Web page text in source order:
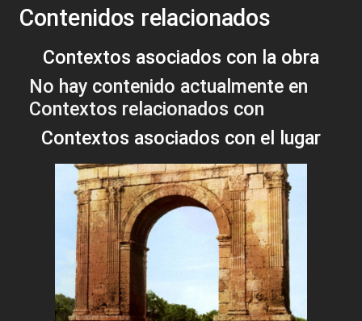
Contenidos relacionados
Contextos asociados con la obra
No hay contenido actualmente en
Contextos relacionados con
Contextos asociados con el lugar